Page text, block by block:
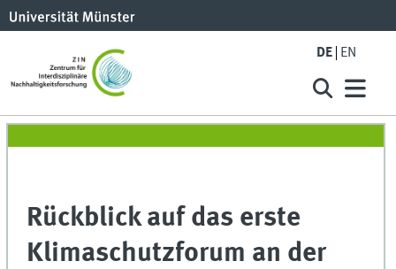
DE EN
Rückblick auf das erste
Klimaschutzforum an der